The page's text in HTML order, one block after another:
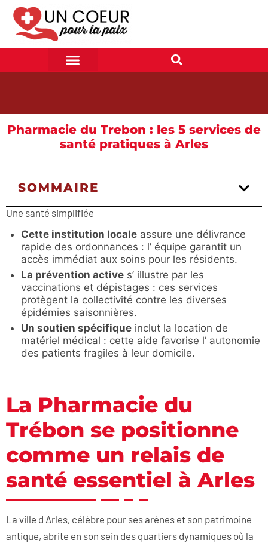
Pharmacie du Trebon : les 5 services de
santé pratiques à Arles
SOMMAIRE
Une santé simplifiée
Cette institution locale assure une délivrance
rapide des ordonnances : l’ équipe garantit un
accès immédiat aux soins pour les résidents.
La prévention active s’ illustre par les
vaccinations et dépistages : ces services
protègent la collectivité contre les diverses
épidémies saisonnières.
Un soutien spécifique inclut la location de
matériel médical : cette aide favorise l’ autonomie
des patients fragiles à leur domicile.
La Pharmacie du
Trébon se positionne
comme un relais de
santé essentiel à Arles
La ville d Arles, célèbre pour ses arènes et son patrimoine
antique, abrite en son sein des quartiers dynamiques où la